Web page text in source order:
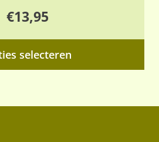
€13,95
selecteren